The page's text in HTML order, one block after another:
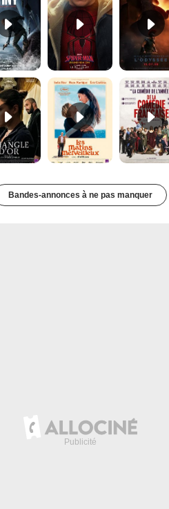
Le Triangle d'or Bande-annonce VF De la
Bandes-annonces à ne pas manquer